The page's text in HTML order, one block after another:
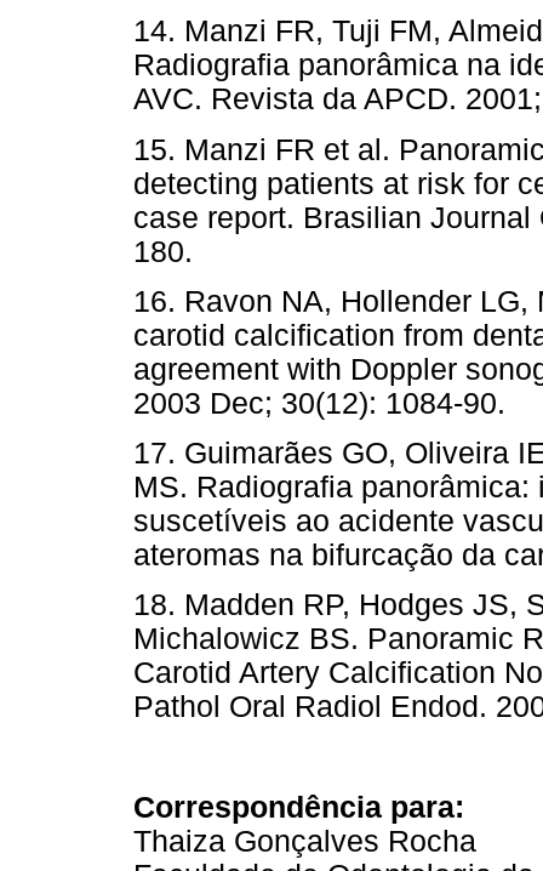
14. Manzi FR, Tuji FM,
Radiografia panorâmica na
AVC. Revista da APCD.
15. Manzi FR et al.
detecting patients at risk for
case report. Brasilian
180.
16. Ravon NA, Hollender
carotid calcification from
agreement with Doppler
2003 Dec; 30(12): 1084-90.
17. Guimarães GO, Oliveira
MS. Radiografia
suscetíveis ao acidente
ateromas na bifurcação da
18. Madden RP, Hodges JS,
Michalowicz BS. Panoramic
Carotid Artery Calcification
Pathol Oral Radiol Endod.
Correspondência para:
Thaiza Gonçalves Rocha